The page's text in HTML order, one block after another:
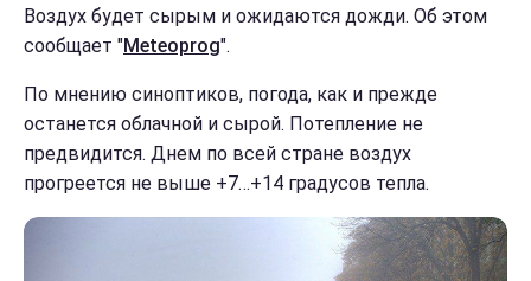
Воздух будет сырым и ожидаются дожди. Об этом
сообщает "Meteoprog".
По мнению синоптиков, погода, как и прежде
останется облачной и сырой. Потепление не
предвидится. Днем по всей стране воздух
прогреется не выше +7…+14 градусов тепла.